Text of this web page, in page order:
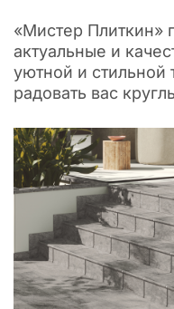
«Мистер Плиткин»
актуальные и
уютной и стильной
радовать вас